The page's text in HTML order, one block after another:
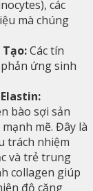
các
mà chúng
Các tín
ứng sinh
bào sợi sản
mẽ. Đây là
trách nhiệm
và trẻ trung
collagen giúp
độ căng